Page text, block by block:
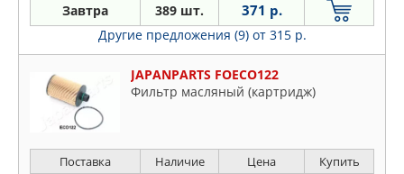
Завтра 389 шт. 371 р.
Другие предложения (9) от 315 р.
JAPANPARTS FOECO122
Фильтр масляный (картридж)
Поставка Наличие Цена Купить